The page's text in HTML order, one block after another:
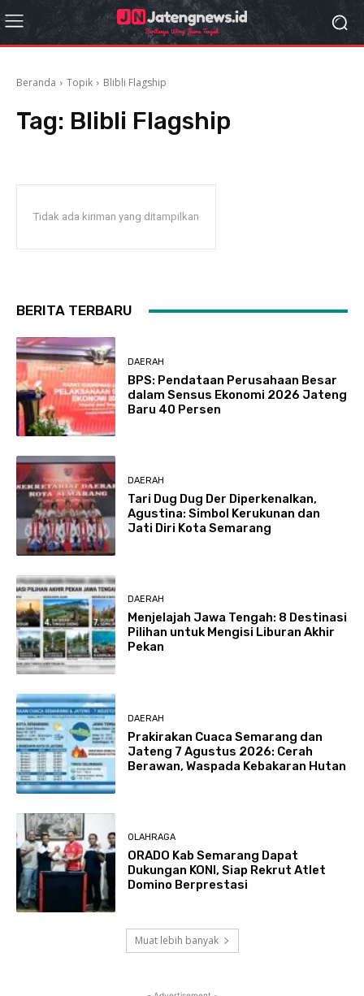
Beranda Topik Blibli Flagship
Tag: Blibli Flagship
Tidak ada kiriman yang ditampilkan
BERITA TERBARU
DAERAH
BPS: Pendataan Perusahaan Besar
dalam Sensus Ekonomi 2026 Jateng
Baru 40 Persen
DAERAH
Tari Dug Dug Der Diperkenalkan,
Agustina: Simbol Kerukunan dan
Jati Diri Kota Semarang
DAERAH
Menjelajah Jawa Tengah: 8 Destinasi
Pilihan untuk Mengisi Liburan Akhir
Pekan
DAERAH
Prakirakan Cuaca Semarang dan
Jateng 7 Agustus 2026: Cerah
Berawan, Waspada Kebakaran Hutan
OLAHRAGA
ORADO Kab Semarang Dapat
Dukungan KONI, Siap Rekrut Atlet
Domino Berprestasi
Muat lebih banyak